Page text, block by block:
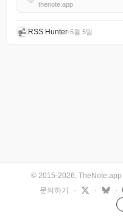
thenote.app
RSS Hunter•5월 5일
© 2015-2026, TheNote.app
문의하기
· · ·